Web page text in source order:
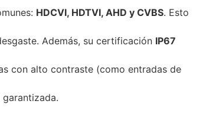
HDCVI, HDTVI, AHD y CVBS. Esto
Además, su certificación IP67
con alto contraste (como entradas de